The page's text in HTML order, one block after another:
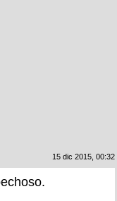
15 dic 2015, 00:32